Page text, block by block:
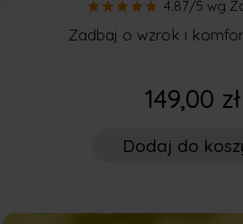
Care. Online:
4.87/5 wg
Zadbaj o wzrok i
149,00 zł
Dodaj do